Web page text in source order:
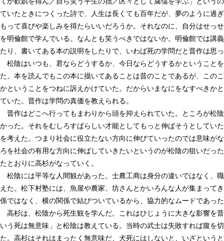
ていたときにつくった詩で、人生は長くても百年だが、夢のように過
もって喜びや楽しみを得たらいいだろうか。それなのに、自分はせっ
を明倫館で学んでいる。なんとも笑うべきではないか。明倫館では講
たり、書いてある本の説明をしたりで、いわば死の学問だと晋作は思
松陰はいつも、君ならどうするか、今日ならどうするかということ
た。本を読んでもこの本に描いてあることは昔のことであるが、この
かということをつねに訴えかけていた。だからいまなにをなすべきか
ていた。晋作は学問の真価を教えられる。
晋作はどこへ行ってもまわりから頭を抑えられていた。ところが松
かった。それをむしろすばらしい才能としてもっと伸ばそうとしてい
を考えた。つまり社会に役立たない方向に伸びていったのでは意味が
ろを社会の有用な方向に伸ばしていきたいというのが松陰の狙いだっ
たとおりに高杉がなっていく。
松陰には平等な人間観があった。士農工商は身分の違いではなく、
えた。松下村塾には、魚屋や農家、坊さんとかいろんな人が集まって
係ではなく、横の関係で結びついているから、協力的なムードであっ
高杉は、松陰から死生観を学んだ。これはひじょうに大きな影響を
いう死は無意味」と松陰は教えている。当時の武士は失敗すれば腹を
た。高杉はそれはまったく無意味だ、犬死にはしないと、いざという